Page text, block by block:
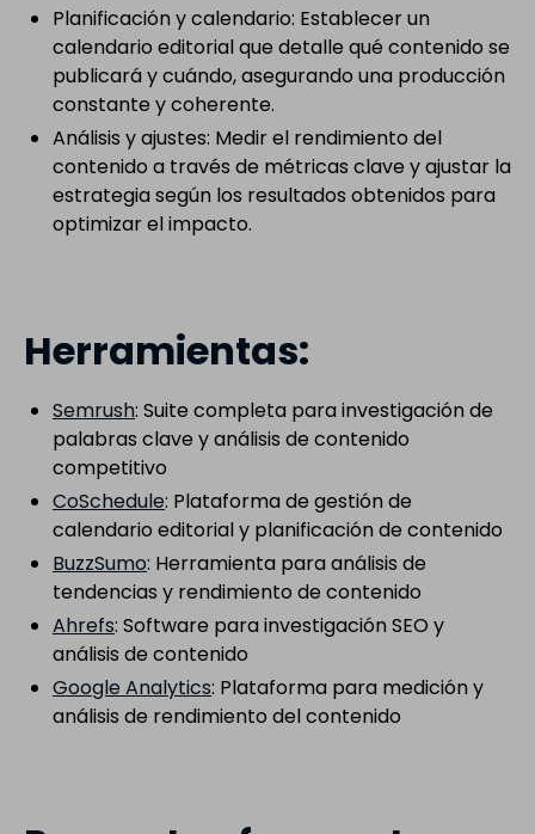
Planificación y calendario: Establecer un
calendario editorial que detalle qué contenido se
publicará y cuándo, asegurando una producción
constante y coherente.
Análisis y ajustes: Medir el rendimiento del
contenido a través de métricas clave y ajustar la
estrategia según los resultados obtenidos para
optimizar el impacto.
Herramientas:
Semrush: Suite completa para investigación de
palabras clave y análisis de contenido
competitivo
CoSchedule: Plataforma de gestión de
calendario editorial y planificación de contenido
BuzzSumo: Herramienta para análisis de
tendencias y rendimiento de contenido
Ahrefs: Software para investigación SEO y
análisis de contenido
Google Analytics: Plataforma para medición y
análisis de rendimiento del contenido